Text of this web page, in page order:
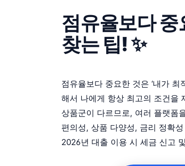
점유율보다 중
찾는 팁! ✨
점유율보다 중요한 것은 ‘내가
해서 나에게 항상 최고의 조건을
상품군이 다르므로, 여러 플랫폼
편의성, 상품 다양성, 금리 정확
2026년 대출 이용 시 세금 신고